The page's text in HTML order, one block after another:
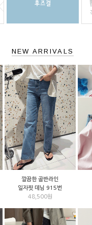
NEW ARRIVALS
깔끔한 골반라인
일자핏 데님 915번
48,500원